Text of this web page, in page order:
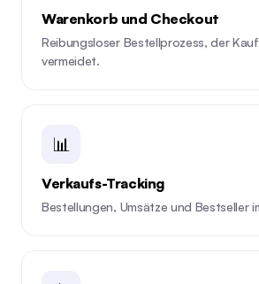
Warenkorb und Checkout
Reibungsloser Bestellprozess, der
vermeidet.
📊
Verkaufs-Tracking
Bestellungen, Umsätze und Bestseller